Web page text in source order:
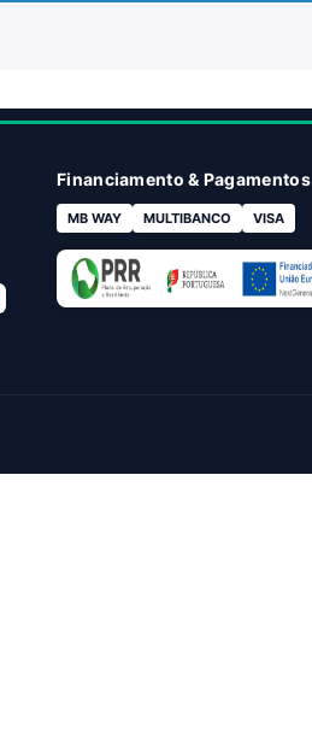
Financiamento & Pagamentos
MB WAY MULTIBANCO VISA